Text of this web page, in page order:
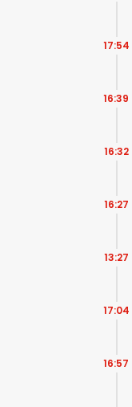
17:54
16:39
16:32
16:27
13:27
17:04
16:57